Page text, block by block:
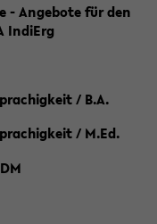
- Angebote für den
IndiErg
/ B.A.
/ M.Ed.